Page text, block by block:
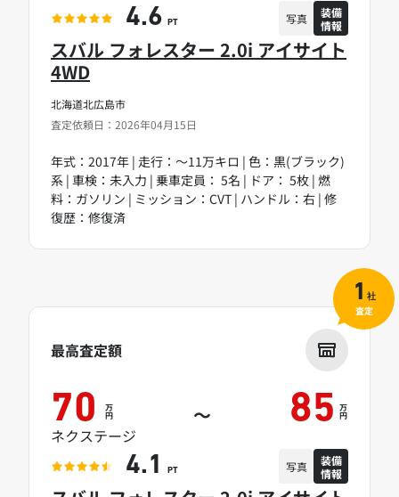
北海道北広島市
査定依頼日：2026年04月15日
スバル フォレスター 2.0i アイサイト
4WD
年式：2017年 | 走行：～11万キロ | 色：黒(ブラック)
系 | 車検：未入力 | 乗車定員： 5名 | ドア： 5枚 | 燃
料：ガソリン | ミッション：CVT | ハンドル：右 | 修
復歴：修復済
4.6 PT 写真
装備
情報
最高査定額
70 万
円 ～ 85 万
円
ネクステージ
4.1 PT 写真
装備
情報
1 社
査定